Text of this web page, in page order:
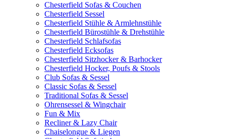
Chesterfield Sofas & Couchen
Chesterfield Sessel
Chesterfield Stühle & Armlehnstühle
Chesterfield Bürostühle & Drehstühle
Chesterfield Schlafsofas
Chesterfield Ecksofas
Chesterfield Sitzhocker & Barhocker
Chesterfield Hocker, Poufs & Stools
Club Sofas & Sessel
Classic Sofas & Sessel
Traditional Sofas & Sessel
Ohrensessel & Wingchair
Fun & Mix
Recliner & Lazy Chair
Chaiselongue & Liegen